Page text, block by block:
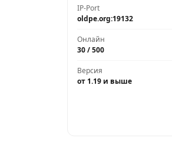
IP-Port
oldpe.org:19132
Онлайн
30 / 500
Версия
от 1.19 и выше